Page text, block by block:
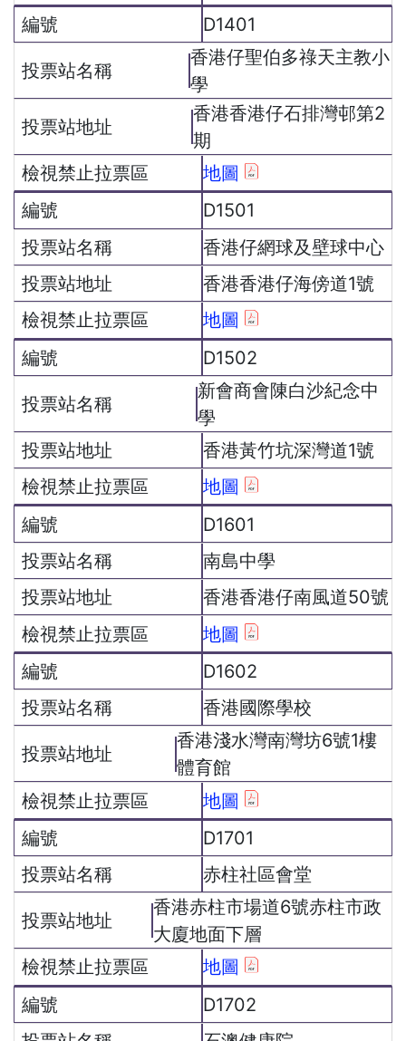
D1401
香港仔聖伯多祿天主教小
學
香港香港仔石排灣邨第2
期
地圖
D1501
香港仔網球及壁球中心
香港香港仔海傍道1號
地圖
D1502
新會商會陳白沙紀念中
學
香港黃竹坑深灣道1號
地圖
D1601
南島中學
香港香港仔南風道50號
地圖
D1602
香港國際學校
香港淺水灣南灣坊6號1樓
體育館
地圖
D1701
赤柱社區會堂
香港赤柱市場道6號赤柱市政
大廈地面下層
地圖
D1702